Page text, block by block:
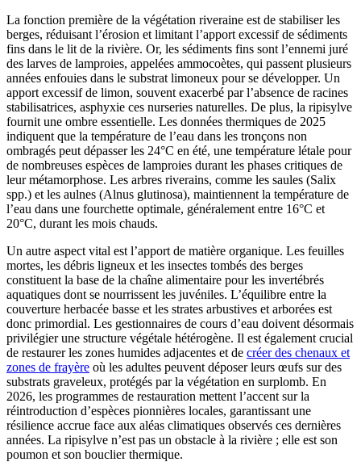
La fonction première de la végétation riveraine est de stabiliser les
berges, réduisant l’érosion et limitant l’apport excessif de sédiments
fins dans le lit de la rivière. Or, les sédiments fins sont l’ennemi juré
des larves de lamproies, appelées ammocoètes, qui passent plusieurs
années enfouies dans le substrat limoneux pour se développer. Un
apport excessif de limon, souvent exacerbé par l’absence de racines
stabilisatrices, asphyxie ces nurseries naturelles. De plus, la ripisylve
fournit une ombre essentielle. Les données thermiques de 2025
indiquent que la température de l’eau dans les tronçons non
ombragés peut dépasser les 24°C en été, une température létale pour
de nombreuses espèces de lamproies durant les phases critiques de
leur métamorphose. Les arbres riverains, comme les saules (Salix
spp.) et les aulnes (Alnus glutinosa), maintiennent la température de
l’eau dans une fourchette optimale, généralement entre 16°C et
20°C, durant les mois chauds.
Un autre aspect vital est l’apport de matière organique. Les feuilles
mortes, les débris ligneux et les insectes tombés des berges
constituent la base de la chaîne alimentaire pour les invertébrés
aquatiques dont se nourrissent les juvéniles. L’équilibre entre la
couverture herbacée basse et les strates arbustives et arborées est
donc primordial. Les gestionnaires de cours d’eau doivent désormais
privilégier une structure végétale hétérogène. Il est également crucial
de restaurer les zones humides adjacentes et de créer des chenaux et
zones de frayère où les adultes peuvent déposer leurs œufs sur des
substrats graveleux, protégés par la végétation en surplomb. En
2026, les programmes de restauration mettent l’accent sur la
réintroduction d’espèces pionnières locales, garantissant une
résilience accrue face aux aléas climatiques observés ces dernières
années. La ripisylve n’est pas un obstacle à la rivière ; elle est son
poumon et son bouclier thermique.